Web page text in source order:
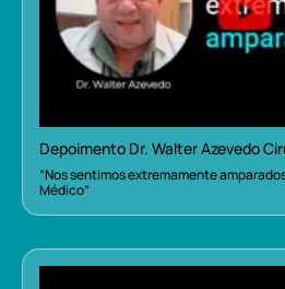
Depoimento Dr. Walter Azevedo
“Nos sentimos extremamente
Médico”